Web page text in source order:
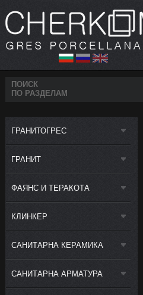
ПОИСК
ПО РАЗДЕЛАМ
ГРАНИТОГРЕС
ГРАНИТ
ФАЯНС И ТЕРАКОТА
КЛИНКЕР
САНИТАРНА КЕРАМИКА
САНИТАРНА АРМАТУРА